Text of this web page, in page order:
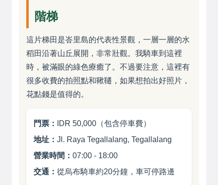
階梯
這片梯田是峇里島的代表性景觀，一層一層的水
稻田沿著山丘展開，非常壯觀。我騎車到這裡
時，被滿眼的綠色療癒了。不過要注意，這裡有
很多收費的拍照點和鞦韆，如果想拍出好照片，
花點錢是值得的。
門票：
IDR 50,000（包含停車費）
地址： Jl. Raya Tegallalang, Tegallalang
營業時間： 07:00 - 18:00
交通： 從烏布騎車約20分鐘，車可停路邊